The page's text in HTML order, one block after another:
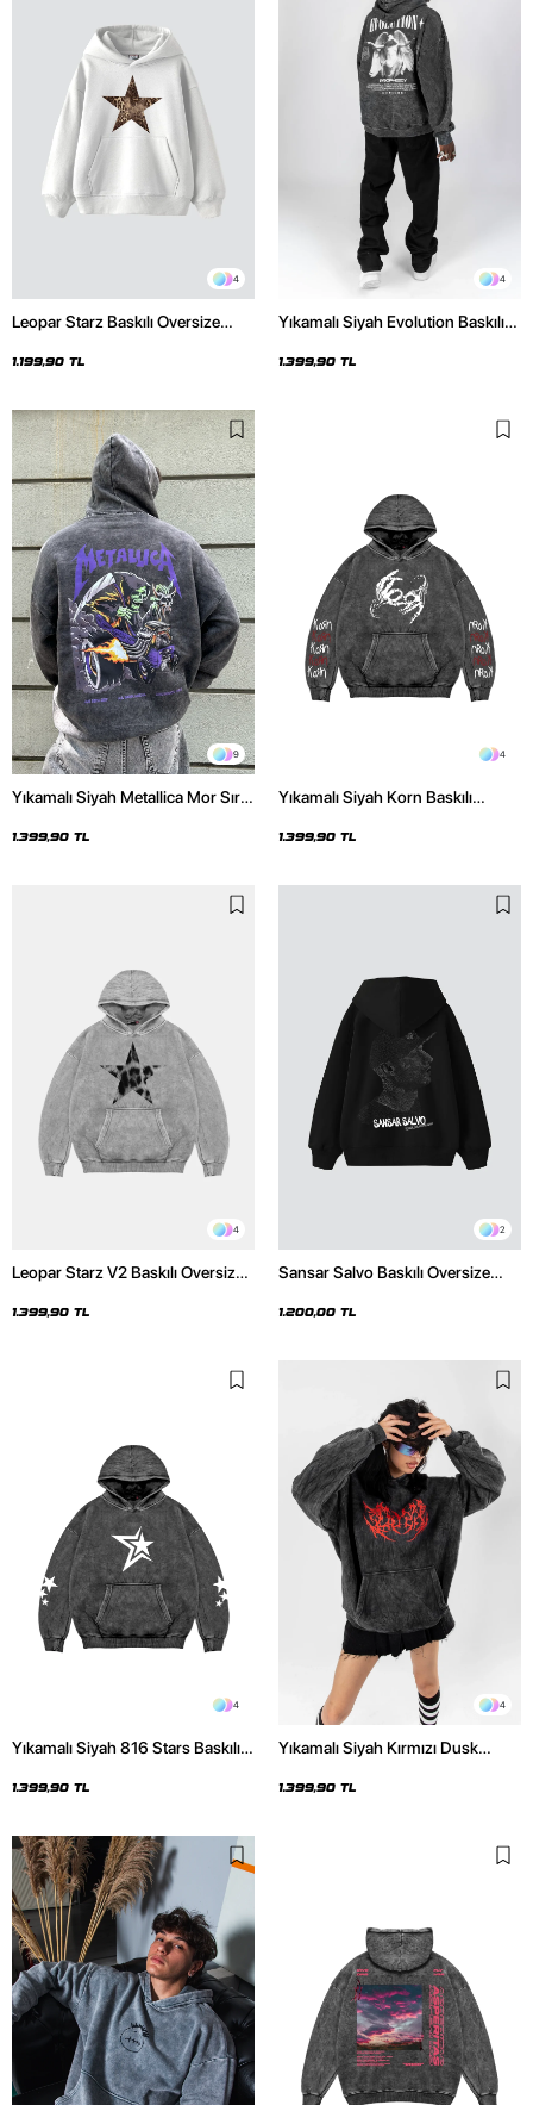
4
Leopar Starz Baskılı Oversize
1.199,90 TL
4
Yıkamalı Siyah Evolution Baskılı
Hoodie
1.399,90 TL
9
Yıkamalı Siyah Metallica Mor Sırt
Hoodie
1.399,90 TL
4
Yıkamalı Siyah Korn Baskılı
1.399,90 TL
4
Leopar Starz V2 Baskılı Oversize
Hoodie
1.399,90 TL
2
Sansar Salvo Baskılı Oversize
1.200,00 TL
4
Yıkamalı Siyah 816 Stars Baskılı
1.399,90 TL
4
Yıkamalı Siyah Kırmızı Dusk
1.399,90 TL